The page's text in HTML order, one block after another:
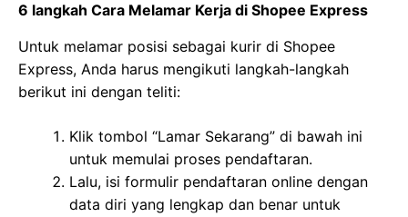
6 langkah Cara Melamar Kerja di Shopee Express
Untuk melamar posisi sebagai kurir di Shopee
Express, Anda harus mengikuti langkah-langkah
berikut ini dengan teliti:
Klik tombol “Lamar Sekarang” di bawah ini
untuk memulai proses pendaftaran.
Lalu, isi formulir pendaftaran online dengan
data diri yang lengkap dan benar untuk